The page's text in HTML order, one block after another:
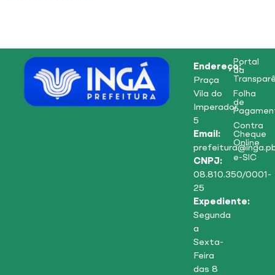
Endereço:
Praça
Vila do
Imperador,
5
Email:
CNPJ:
08.810.350/0001-
25
Expediente:
Segunda
a
Sexta-
Feira
das 8
Portal
da
Folha
de
Contra
Cheque
Online
e-SIC